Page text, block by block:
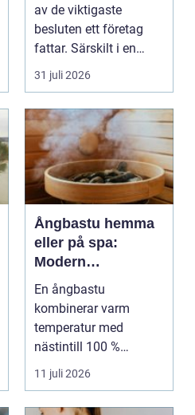
av de viktigaste
besluten ett företag
fattar. Särskilt i en
företagsintensi...
31 juli 2026
Ångbastu hemma
eller på spa:
Modern
återhämtning med
uråldrig logik
En ångbastu
kombinerar varm
temperatur med
nästintill 100 %
luftfuktighet för att
11 juli 2026